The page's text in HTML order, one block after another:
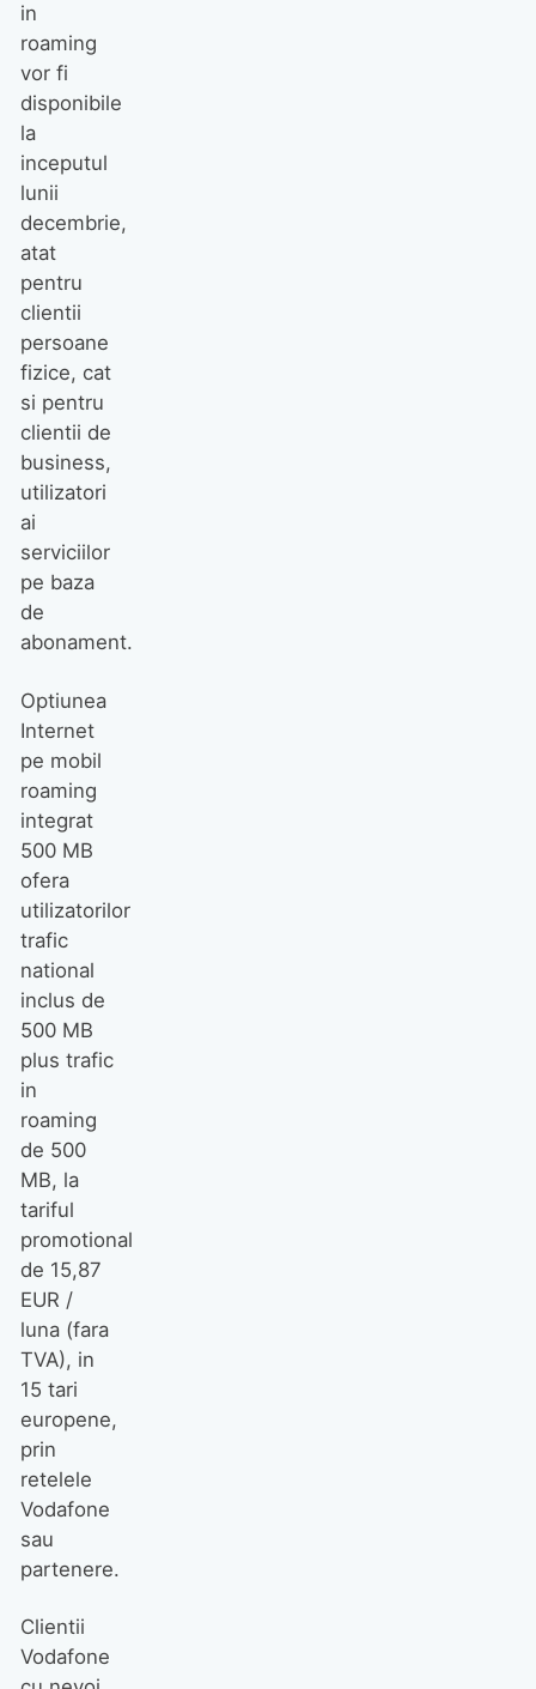
in
roaming
vor fi
disponibile
la
inceputul
lunii
decembrie,
atat
pentru
clientii
persoane
fizice, cat
si pentru
clientii de
business,
utilizatori
ai
serviciilor
pe baza
de
abonament.
Optiunea
Internet
pe mobil
roaming
integrat
500 MB
ofera
utilizatorilor
trafic
national
inclus de
500 MB
plus trafic
in
roaming
de 500
MB, la
tariful
promotional
de 15,87
EUR /
luna (fara
TVA), in
15 tari
europene,
prin
retelele
Vodafone
sau
partenere.
Clientii
Vodafone